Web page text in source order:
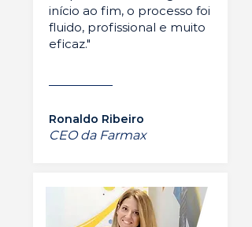
início ao fim, o processo foi
fluido, profissional e muito
eficaz."
Ronaldo Ribeiro
CEO da Farmax